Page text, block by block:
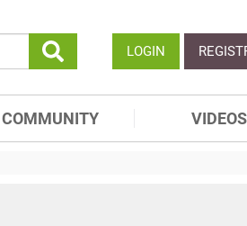
LOGIN
COMMUNITY VIDEOS